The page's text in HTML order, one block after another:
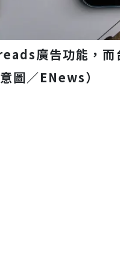
廣告功能，而
圖／ENews）